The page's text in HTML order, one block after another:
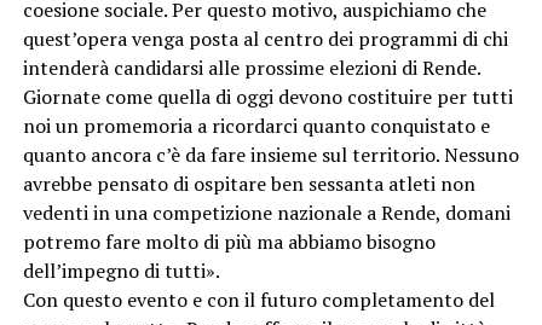
coesione sociale. Per questo motivo, auspichiamo che
quest’opera venga posta al centro dei programmi di chi
intenderà candidarsi alle prossime elezioni di Rende.
Giornate come quella di oggi devono costituire per tutti
noi un promemoria a ricordarci quanto conquistato e
quanto ancora c’è da fare insieme sul territorio. Nessuno
avrebbe pensato di ospitare ben sessanta atleti non
vedenti in una competizione nazionale a Rende, domani
potremo fare molto di più ma abbiamo bisogno
dell’impegno di tutti».
Con questo evento e con il futuro completamento del